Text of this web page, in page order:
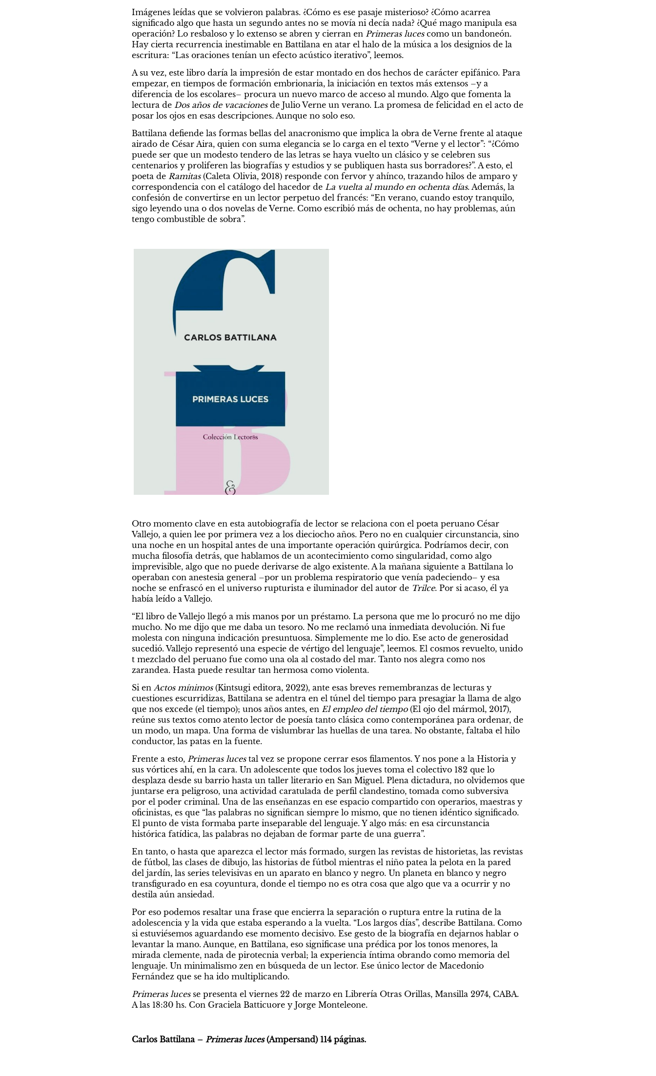
Un día en la vida
Artistas, músicos, escritores, periodistas,
actores, dramaturgos y cineastas cuentan cómo
vivieron aquellos días de 1983 en los que lo
argentinos pudimos volver a la urnas .
Por Carolina Taffoni
Vida de porteño
El carro que no para
Por Juan José Becerra
Considerado uno de los grandes y más
singulares escritores argentinos, César Aira
Por Gustavo Álvarez
Pequeño tratado
sobre los padres
Por Ezequiel Mesa
Mi abuelo, el oso
con traje
Por Mariano del Mazo
Para saber cómo
es la soledad
Por Jorge Luis Fernández
Los laberintos de
la paranoia
Imágenes leídas que se volvieron palabras. ¿Cómo es ese pasaje misterioso? ¿Cómo acarrea
significado algo que hasta un segundo antes no se movía ni decía nada? ¿Qué mago manipula esa
operación? Lo resbaloso y lo extenso se abren y cierran en Primeras luces como un bandoneón.
Hay cierta recurrencia inestimable en Battilana en atar el halo de la música a los designios de la
escritura: “Las oraciones tenían un efecto acústico iterativo”, leemos.
A su vez, este libro daría la impresión de estar montado en dos hechos de carácter epifánico. Para
empezar, en tiempos de formación embrionaria, la iniciación en textos más extensos –y a
diferencia de los escolares– procura un nuevo marco de acceso al mundo. Algo que fomenta la
lectura de Dos años de vacaciones de Julio Verne un verano. La promesa de felicidad en el acto de
posar los ojos en esas descripciones. Aunque no solo eso.
Battilana defiende las formas bellas del anacronismo que implica la obra de Verne frente al ataque
airado de César Aira, quien con suma elegancia se lo carga en el texto “Verne y el lector”: “¿Cómo
puede ser que un modesto tendero de las letras se haya vuelto un clásico y se celebren sus
centenarios y proliferen las biografías y estudios y se publiquen hasta sus borradores?”. A esto, el
poeta de Ramitas (Caleta Olivia, 2018) responde con fervor y ahínco, trazando hilos de amparo y
correspondencia con el catálogo del hacedor de La vuelta al mundo en ochenta días. Además, la
confesión de convertirse en un lector perpetuo del francés: “En verano, cuando estoy tranquilo,
sigo leyendo una o dos novelas de Verne. Como escribió más de ochenta, no hay problemas, aún
tengo combustible de sobra”.
Otro momento clave en esta autobiografía de lector se relaciona con el poeta peruano César
Vallejo, a quien lee por primera vez a los dieciocho años. Pero no en cualquier circunstancia, sino
una noche en un hospital antes de una importante operación quirúrgica. Podríamos decir, con
mucha filosofía detrás, que hablamos de un acontecimiento como singularidad, como algo
imprevisible, algo que no puede derivarse de algo existente. A la mañana siguiente a Battilana lo
operaban con anestesia general –por un problema respiratorio que venía padeciendo– y esa
noche se enfrascó en el universo rupturista e iluminador del autor de Trilce. Por si acaso, él ya
había leído a Vallejo.
“El libro de Vallejo llegó a mis manos por un préstamo. La persona que me lo procuró no me dijo
mucho. No me dijo que me daba un tesoro. No me reclamó una inmediata devolución. Ni fue
molesta con ninguna indicación presuntuosa. Simplemente me lo dio. Ese acto de generosidad
sucedió. Vallejo representó una especie de vértigo del lenguaje”, leemos. El cosmos revuelto, unido
t mezclado del peruano fue como una ola al costado del mar. Tanto nos alegra como nos
zarandea. Hasta puede resultar tan hermosa como violenta.
Si en Actos mínimos (Kintsugi editora, 2022), ante esas breves remembranzas de lecturas y
cuestiones escurridizas, Battilana se adentra en el túnel del tiempo para presagiar la llama de algo
que nos excede (el tiempo); unos años antes, en El empleo del tiempo (El ojo del mármol, 2017),
reúne sus textos como atento lector de poesía tanto clásica como contemporánea para ordenar, de
un modo, un mapa. Una forma de vislumbrar las huellas de una tarea. No obstante, faltaba el hilo
conductor, las patas en la fuente.
Frente a esto, Primeras luces tal vez se propone cerrar esos filamentos. Y nos pone a la Historia y
sus vórtices ahí, en la cara. Un adolescente que todos los jueves toma el colectivo 182 que lo
desplaza desde su barrio hasta un taller literario en San Miguel. Plena dictadura, no olvidemos que
juntarse era peligroso, una actividad caratulada de perfil clandestino, tomada como subversiva
por el poder criminal. Una de las enseñanzas en ese espacio compartido con operarios, maestras y
oficinistas, es que “las palabras no significan siempre lo mismo, que no tienen idéntico significado.
El punto de vista formaba parte inseparable del lenguaje. Y algo más: en esa circunstancia
histórica fatídica, las palabras no dejaban de formar parte de una guerra”.
En tanto, o hasta que aparezca el lector más formado, surgen las revistas de historietas, las revistas
de fútbol, las clases de dibujo, las historias de fútbol mientras el niño patea la pelota en la pared
del jardín, las series televisivas en un aparato en blanco y negro. Un planeta en blanco y negro
transfigurado en esa coyuntura, donde el tiempo no es otra cosa que algo que va a ocurrir y no
destila aún ansiedad.
Por eso podemos resaltar una frase que encierra la separación o ruptura entre la rutina de la
adolescencia y la vida que estaba esperando a la vuelta. “Los largos días”, describe Battilana. Como
si estuviésemos aguardando ese momento decisivo. Ese gesto de la biografía en dejarnos hablar o
levantar la mano. Aunque, en Battilana, eso significase una prédica por los tonos menores, la
mirada clemente, nada de pirotecnia verbal; la experiencia íntima obrando como memoria del
lenguaje. Un minimalismo zen en búsqueda de un lector. Ese único lector de Macedonio
Fernández que se ha ido multiplicando.
Primeras luces se presenta el viernes 22 de marzo en Librería Otras Orillas, Mansilla 2974, CABA.
A las 18:30 hs. Con Graciela Batticuore y Jorge Monteleone.
Carlos Battilana – Primeras luces (Ampersand) 114 páginas.